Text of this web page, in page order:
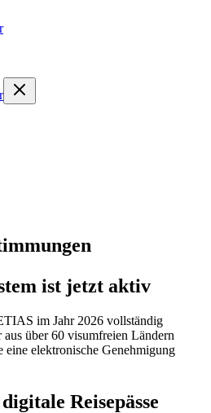
ist jetzt aktiv
im Jahr 2026 vollständig
über 60 visumfreien Ländern
eine elektronische Genehmigung
Reisepässe